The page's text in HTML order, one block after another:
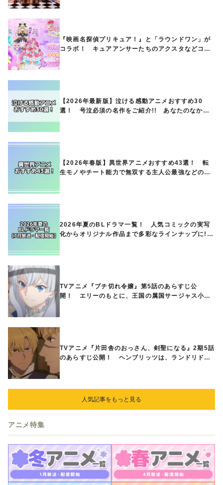
『映画名探偵プリキュア！』と「ラウンドワン」が
コラボ！ キュアアンサーたちのアクスタなどコラ
【2026年最新版】泣ける感動アニメおすすめ30
選！ 号泣必須の名作をご紹介!! あなたのなかの
【2026年春版】異世界アニメおすすめ43選！ 転
生モノやチート能力で無双する主人公最強などの人
2026年夏のBLドラマ一覧！ 人気コミックの実写
化からオリジナル作品まで多彩なラインナップに!!
TVアニメ『ブチ切れ令嬢』第5話のあらすじ公
開！ エリーのもとに、王国の属国サージャス小王
TVアニメ『片田舎のおっさん、剣聖になる』2期5話
のあらすじ公開！ ヘンブリッツは、ランドリドに
人気記事をもっと見る
アニメ特集